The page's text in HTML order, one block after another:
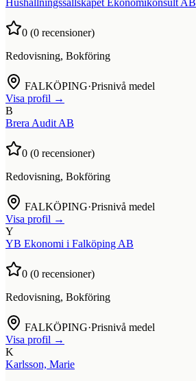
0 (0 recensioner)
Redovisning, Bokföring
FALKÖPING·Prisnivå medel
Visa profil →
B
Brera Audit AB
0 (0 recensioner)
Redovisning, Bokföring
FALKÖPING·Prisnivå medel
Visa profil →
Y
YB Ekonomi i Falköping AB
0 (0 recensioner)
Redovisning, Bokföring
FALKÖPING·Prisnivå medel
Visa profil →
K
Karlsson, Marie